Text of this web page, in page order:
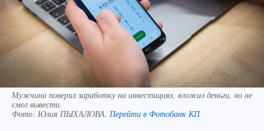
Мужчина поверил заработку на инвестициях, вложил деньги, но не
смог вывести.
Фото: Юлия ПЫХАЛОВА. Перейти в Фотобанк КП